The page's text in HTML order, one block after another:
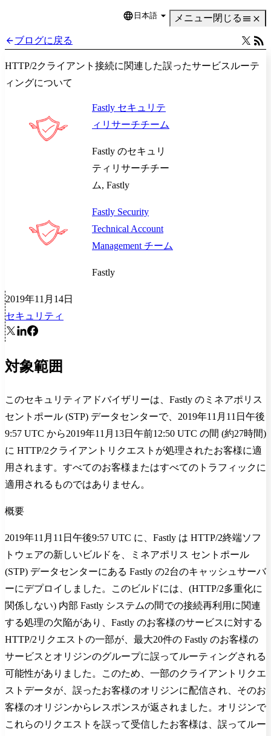
Language
日本語 メニュー閉じる
ブログに戻る
HTTP/2クライアント接続に関連した誤ったサービスルーテ
ィングについて
Fastly セキュリテ
ィリサーチチーム
Fastly のセキュリ
ティリサーチチー
ム, Fastly
Fastly Security
Technical Account
Management チーム
Fastly
2019年11月14日
セキュリティ
対象範囲
このセキュリティアドバイザリーは、Fastly のミネアポリス
セントポール (STP) データセンターで、2019年11月11日午後
9:57 UTC から2019年11月13日午前12:50 UTC の間 (約27時間)
に HTTP/2クライアントリクエストが処理されたお客様に適
用されます。すべてのお客様またはすべてのトラフィックに
適用されるものではありません。
概要
2019年11月11日午後9:57 UTC に、Fastly は HTTP/2終端ソフ
トウェアの新しいビルドを、ミネアポリス セントポール
(STP) データセンターにある Fastly の2台のキャッシュサーバ
ーにデプロイしました。このビルドには、(HTTP/2多重化に
関係しない) 内部 Fastly システムの間での接続再利用に関連
する処理の欠陥があり、Fastly のお客様のサービスに対する
HTTP/2リクエストの一部が、最大20件の Fastly のお客様の
サービスとオリジンのグループに誤ってルーティングされる
可能性がありました。このため、一部のクライアントリクエ
ストデータが、誤ったお客様のオリジンに配信され、そのお
客様のオリジンからレスポンスが返されました。オリジンで
これらのリクエストを誤って受信したお客様は、誤ってルー